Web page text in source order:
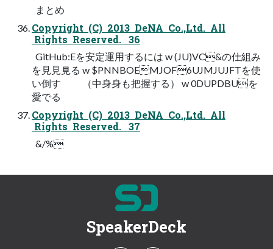
まとめ
Copyright (C) 2013 DeNA Co.,Ltd. All
Rights Reserved. 36
GitHub:Eを安定運用するには w (JU)VC&の仕組み
を⾒見見る w $PNNBOEMJOF6UJMJUJFTを使
い倒す （中⾝身も把握する） w 0DUPDBUを
愛でる
Copyright (C) 2013 DeNA Co.,Ltd. All
Rights Reserved. 37
&/%
SpeakerDeck